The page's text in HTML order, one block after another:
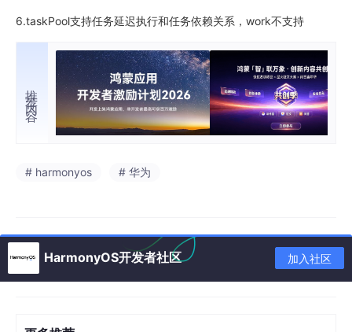
6.taskPool支持任务延迟执行和任务依赖关系，work不支持
推荐内容
# harmonyos # 华为
HarmonyOS开发者社区 加入社区